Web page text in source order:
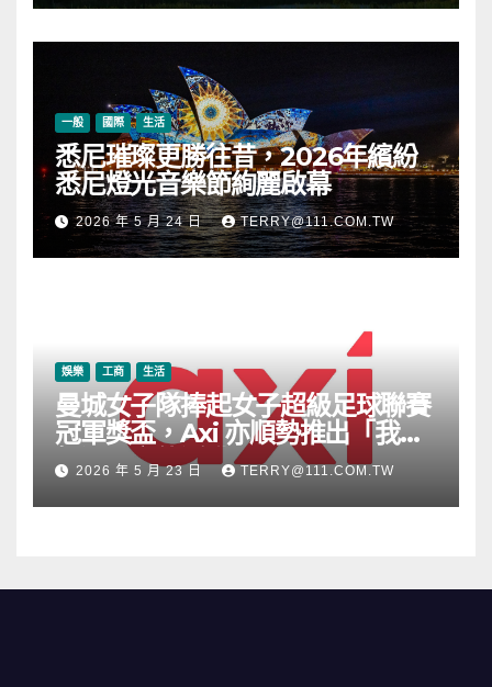
一般 國際 生活
悉尼璀璨更勝往昔，2026年繽紛
悉尼燈光音樂節絢麗啟幕
2026 年 5 月 24 日 TERRY@111.COM.TW
娛樂 工商 生活
曼城女子隊捧起女子超級足球聯賽
冠軍獎盃，Axi 亦順勢推出「我的
根源」宣傳活動
2026 年 5 月 23 日 TERRY@111.COM.TW